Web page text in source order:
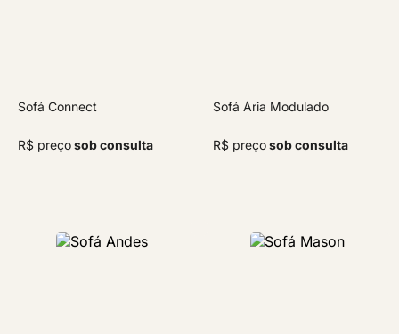
Sofá Connect
R$ preçosob consulta
Sofá Ária Modulado
R$ preçosob consulta